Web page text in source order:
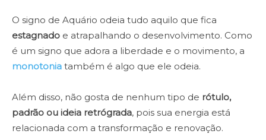
O signo de Aquário odeia tudo aquilo que fica
estagnado e atrapalhando o desenvolvimento. Como
é um signo que adora a liberdade e o movimento, a
monotonia também é algo que ele odeia.
Além disso, não gosta de nenhum tipo de rótulo,
padrão ou ideia retrógrada, pois sua energia está
relacionada com a transformação e renovação.